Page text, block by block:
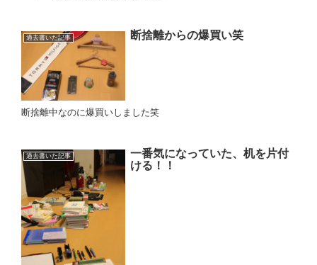
過去書いた記事 断捨離からの爆買い笑
断捨離中なのに爆買いしました笑
過去書いた記事
一番気になっていた、机を片付
ける！！